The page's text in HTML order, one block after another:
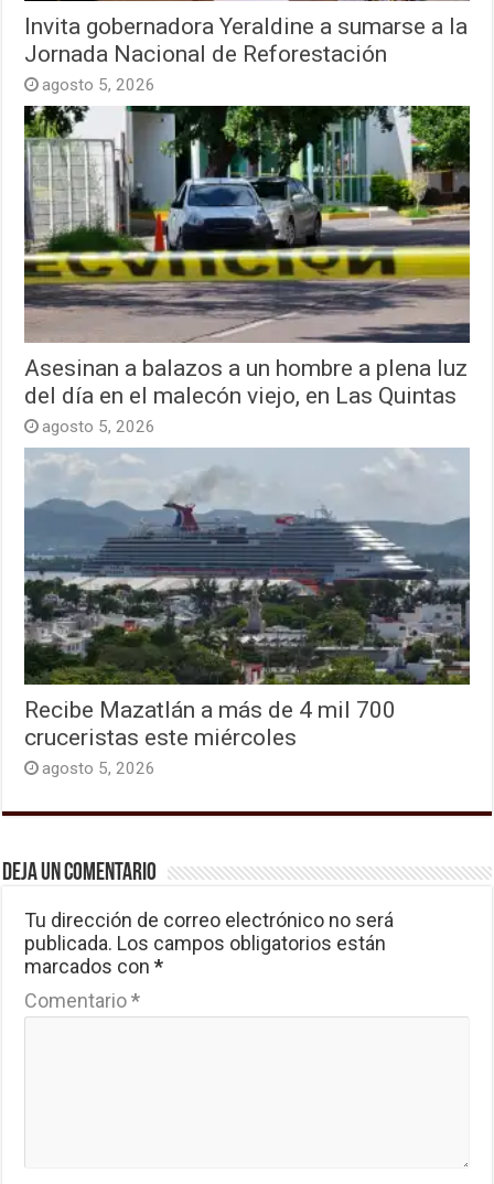
Invita gobernadora Yeraldine a sumarse a la
Jornada Nacional de Reforestación
agosto 5, 2026
Asesinan a balazos a un hombre a plena luz
del día en el malecón viejo, en Las Quintas
agosto 5, 2026
Recibe Mazatlán a más de 4 mil 700
cruceristas este miércoles
agosto 5, 2026
Deja un comentario
Tu dirección de correo electrónico no será
publicada. Los campos obligatorios están
marcados con*
Comentario*